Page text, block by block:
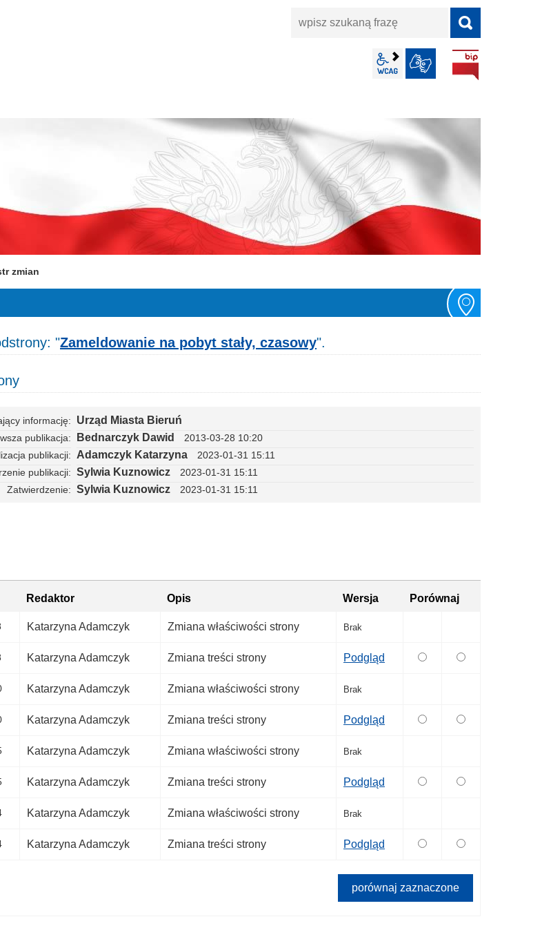
szukaną
wcag2.1
zmian
"Zameldowanie na pobyt stały, czasowy".
informację Urząd Miasta Bieruń
publikacja Bednarczyk Dawid
2013-03-28 10:20
publikacji
Adamczyk Katarzyna
2023-01-31 15:11
publikacji
Sylwia Kuznowicz
2023-01-31 15:11
Zatwierdzenie
Sylwia Kuznowicz 2023-01-31 15:11
Redaktor Opis Wersja Porównaj
Katarzyna Adamczyk Zmiana właściwości strony Brak
Katarzyna Adamczyk Zmiana treści strony Podgląd
Katarzyna Adamczyk Zmiana właściwości strony Brak
Katarzyna Adamczyk Zmiana treści strony Podgląd
Katarzyna Adamczyk Zmiana właściwości strony Brak
Katarzyna Adamczyk Zmiana treści strony Podgląd
Katarzyna Adamczyk Zmiana właściwości strony Brak
Katarzyna Adamczyk Zmiana treści strony Podgląd
porównaj zaznaczone